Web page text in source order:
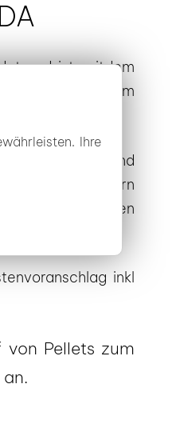
und ist seitdem
nur Pellets zum
und
an, sondern
tätige Experten
inkl
Pellets zum
Ihre